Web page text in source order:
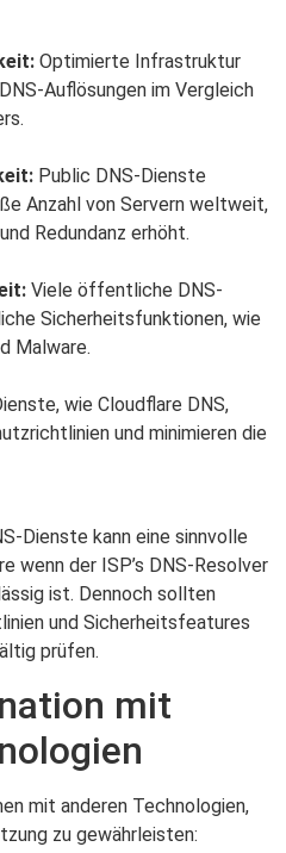
Optimierte Infrastruktur
Auflösungen im Vergleich
Public DNS-Dienste
Anzahl von Servern weltweit,
Redundanz erhöht.
Viele öffentliche DNS-
Sicherheitsfunktionen, wie
Malware.
wie Cloudflare DNS,
und minimieren die
Dienste kann eine sinnvolle
wenn der ISP’s DNS-Resolver
ist. Dennoch sollten
und Sicherheitsfeatures
prüfen.
mit
mit anderen Technologien,
zu gewährleisten: